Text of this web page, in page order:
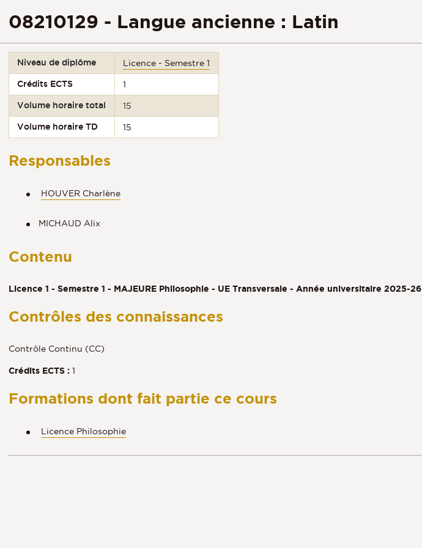
08210129 - Langue ancienne : Latin
Niveau de diplôme Licence - Semestre 1
Crédits ECTS 1
Volume horaire total 15
Volume horaire TD 15
Responsables
HOUVER Charlène
MICHAUD Alix
Contenu
Licence 1 - Semestre 1 - MAJEURE Philosophie - UE Transversale - Année universitaire 2025-26
Contrôles des connaissances
Contrôle Continu (CC)
Crédits ECTS : 1
Formations dont fait partie ce cours
Licence Philosophie